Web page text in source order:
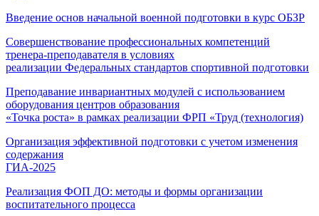
Введение основ начальной военной подготовки в курс ОБЗР
Совершенствование профессиональных компетенций
тренера-преподавателя в условиях
реализации Федеральных стандартов спортивной подготовки
Преподавание инвариантных модулей с использованием
оборудования центров образования
«Точка роста» в рамках реализации ФРП «Труд (технология)
Организация эффективной подготовки с учетом изменения
содержания
ГИА-2025
Реализация ФОП ДО: методы и формы организации
воспитательного процесса